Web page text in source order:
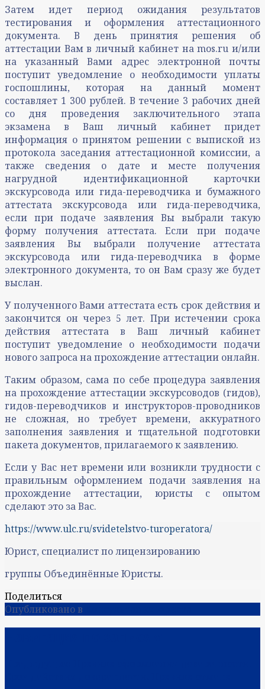
Затем идет период ожидания результатов
тестирования и оформления аттестационного
документа. В день принятия решения об
аттестации Вам в личный кабинет на mos.ru и/или
на указанный Вами адрес электронной почты
поступит уведомление о необходимости уплаты
госпошлины, которая на данный момент
составляет 1 300 рублей. В течение 3 рабочих дней
со дня проведения заключительного этапа
экзамена в Ваш личный кабинет придет
информация о принятом решении с выпиской из
протокола заседания аттестационной комиссии, а
также сведения о дате и месте получения
нагрудной идентификационной карточки
экскурсовода или гида-переводчика и бумажного
аттестата экскурсовода или гида-переводчика,
если при подаче заявления Вы выбрали такую
форму получения аттестата. Если при подаче
заявления Вы выбрали получение аттестата
экскурсовода или гида-переводчика в форме
электронного документа, то он Вам сразу же будет
выслан.
У полученного Вами аттестата есть срок действия и
закончится он через 5 лет. При истечении срока
действия аттестата в Ваш личный кабинет
поступит уведомление о необходимости подачи
нового запроса на прохождение аттестации онлайн.
Таким образом, сама по себе процедура заявления
на прохождение аттестации экскурсоводов (гидов),
гидов-переводчиков и инструкторов-проводников
не сложная, но требует времени, аккуратного
заполнения заявления и тщательной подготовки
пакета документов, прилагаемого к заявлению.
Если у Вас нет времени или возникли трудности с
правильным оформлением подачи заявления на
прохождение аттестации, юристы с опытом
сделают это за Вас.
https://www.ulc.ru/svidetelstvo-turoperatora/
Юрист, специалист по лицензированию
группы Объединённые Юристы.
Поделиться
Опубликовано в